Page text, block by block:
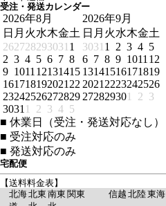
受注・発送カレンダー
2026年8月
日 月 火水木金土
262728293031 1
2 3 4 5 6 7 8
9 1011 12131415
161718192021 22
23242526272829
3031 1 2 3 4 5
2026年9月
日 月 火水木金土
3031 1 2 3 4 5
6 7 8 9 1011 12
13141516171819
2021 2223242526
272829301 2 3
■ 休業日（受注・発送対応なし）
■ 受注対応のみ
■ 発送対応のみ
宅配便
【送料料金表】
北海北東 南東 関東 信越 北陸東海